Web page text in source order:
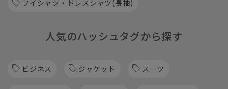
ワイシャツ・ドレスシャツ(長袖)
人気のハッシュタグから探す
ビジネス ジャケット スーツ